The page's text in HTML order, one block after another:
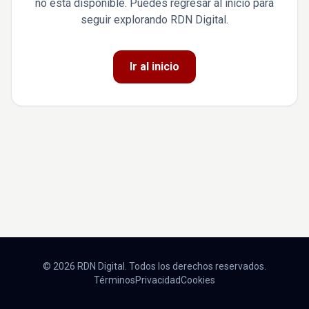
no está disponible. Puedes regresar al inicio para
seguir explorando RDN Digital.
Ir al inicio
© 2026 RDN Digital. Todos los derechos reservados.
TérminosPrivacidadCookies